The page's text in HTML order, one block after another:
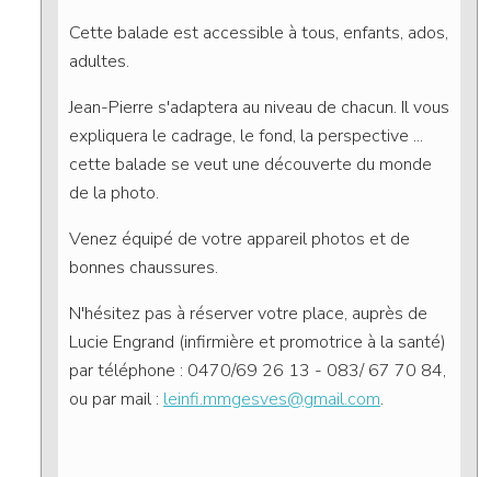
Cette balade est accessible à tous, enfants, ados,
adultes.
Jean-Pierre s'adaptera au niveau de chacun. Il vous
expliquera le cadrage, le fond, la perspective ...
cette balade se veut une découverte du monde
de la photo.
Venez équipé de votre appareil photos et de
bonnes chaussures.
N'hésitez pas à réserver votre place, auprès de
Lucie Engrand (infirmière et promotrice à la santé)
par téléphone : 0470/69 26 13 - 083/ 67 70 84,
ou par mail : leinfi.mmgesves@gmail.com.